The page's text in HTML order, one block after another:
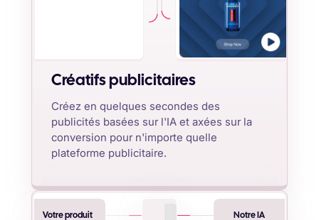
Créatifs publicitaires
Créez en quelques secondes des
publicités basées sur l'IA et axées sur la
conversion pour n'importe quelle
plateforme publicitaire.
Votre produit Notre IA